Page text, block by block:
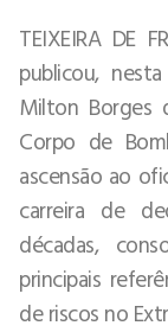
TEIXEIRA DE
publicou,
Milton Borges
Corpo de
ascensão ao
carreira de
décadas,
principais
de riscos no